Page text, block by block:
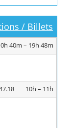
/ Billets
40m – 19h 48m
10h – 11h